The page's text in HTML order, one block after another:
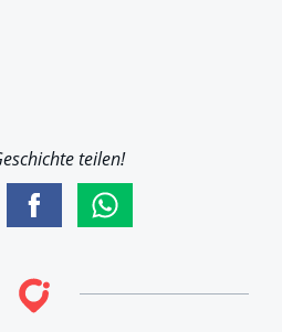
teilen!